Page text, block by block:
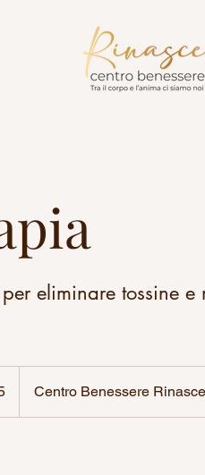
eliminare tossine e
Centro Benessere